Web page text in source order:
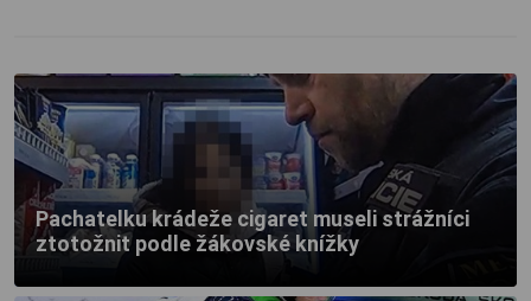
Pachatelku krádeže cigaret museli strážníci
ztotožnit podle žákovské knížky